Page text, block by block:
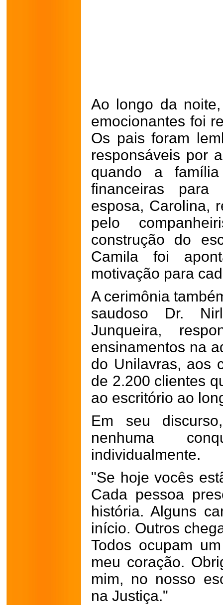
Ao longo da
emocionantes foi
Os pais foram
responsáveis por
quando a família
financeiras
esposa, Carolina,
pelo
construção do
Camila foi
motivação para
A cerimônia
saudoso Dr.
Junqueira,
ensinamentos na
do Unilavras, aos
de 2.200 clientes
ao escritório ao
Em seu
nenhuma
individualmente.
"Se hoje vocês
Cada pessoa
história. Alguns
início. Outros
Todos ocupam
meu coração.
mim, no nosso
na Justiça."